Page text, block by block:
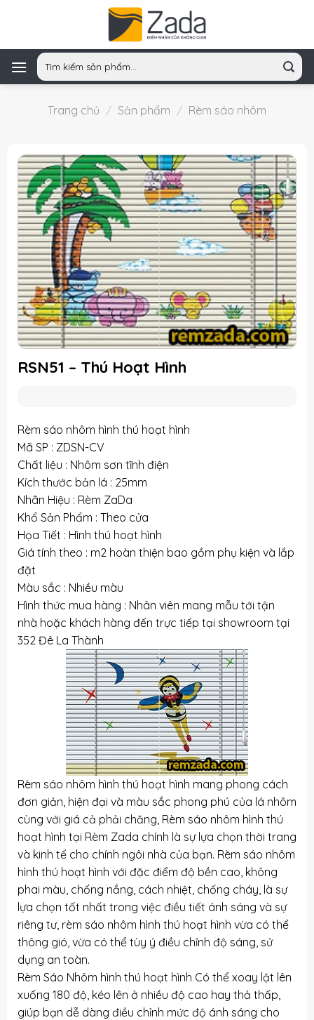
Tìm
kiếm:
Trang chủ / Sản phẩm / Rèm sáo nhôm
RSN51 – Thú Hoạt Hình
Rèm sáo nhôm hình thú hoạt hình
Mã SP : ZDSN-CV
Chất liệu : Nhôm sơn tĩnh điện
Kích thước bản lá : 25mm
Nhãn Hiệu : Rèm ZaDa
Khổ Sản Phẩm : Theo cửa
Họa Tiết : Hình thú hoạt hình
Giá tính theo : m2 hoàn thiện bao gồm phụ kiện và lắp
đặt
Màu sắc : Nhiều màu
Hình thức mua hàng : Nhân viên mang mẫu tới tận
nhà hoặc khách hàng đến trực tiếp tại showroom tại
352 Đê La Thành
Rèm sáo nhôm hình thú hoạt hình mang phong cách
đơn giản, hiện đại và màu sắc phong phú của lá nhôm
cùng với giá cả phải chăng, Rèm sáo nhôm hình thú
hoạt hình tại Rèm Zada chính là sự lựa chọn thời trang
và kinh tế cho chính ngôi nhà của bạn. Rèm sáo nhôm
hình thú hoạt hình với đặc điểm độ bền cao, không
phai màu, chống nắng, cách nhiệt, chống cháy, là sự
lựa chọn tốt nhất trong việc điều tiết ánh sáng và sự
riêng tư, rèm sáo nhôm hình thú hoạt hình vừa có thể
thông gió, vừa có thể tùy ý điều chỉnh độ sáng, sử
dụng an toàn.
Rèm Sáo Nhôm hình thú hoạt hình Có thể xoay lật lên
xuống 180 độ, kéo lên ở nhiều độ cao hay thả thấp,
giúp bạn dễ dàng điều chỉnh mức độ ánh sáng cho